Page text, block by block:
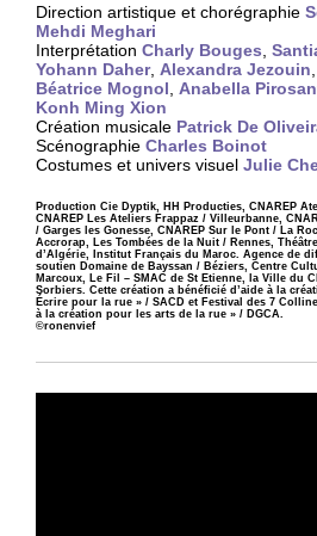
Direction artistique et chorégraphie
Mehdi Meghari
Interprétation Charly Bouges
Yohann Daher, Alexandra Jezouin
Béatrice Mognol
Anabella
Konh Ming Xion
Création musicale Patrick De
Scénographie Charles Boinot
Costumes et univers visuel Julie
Production Cie Dyptik, HH Producties, CNAREP
CNAREP Les Ateliers Frappaz / Villeurbanne,
/ Garges les Gonesse, CNAREP Sur le Pont / La
Accrorap, Les Tombées de la Nuit / Rennes,
d’Algérie, Institut Français du Maroc. Agence de
soutien Domaine de Bayssan / Béziers, Centre
Marcoux, Le Fil – SMAC de St Etienne, la Ville du
Sorbiers. Cette création a bénéficié d’aide à la
Écrire pour la rue » / SACD et Festival des 7
à la création pour les arts de la rue » / DGCA.
©ronenvief